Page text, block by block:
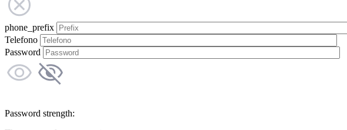
phone_prefix
Telefono
Password
Password strength: